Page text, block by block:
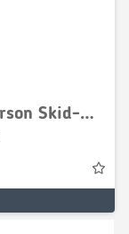
SDLMT 6 ft 11 in x 6 ft 3 in 1 Person Skid-Mounted